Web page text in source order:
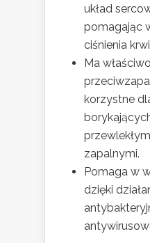
układ
pomagając
ciśnienia
Ma
korzystne
zapalnymi.
Pomaga w
dzięki